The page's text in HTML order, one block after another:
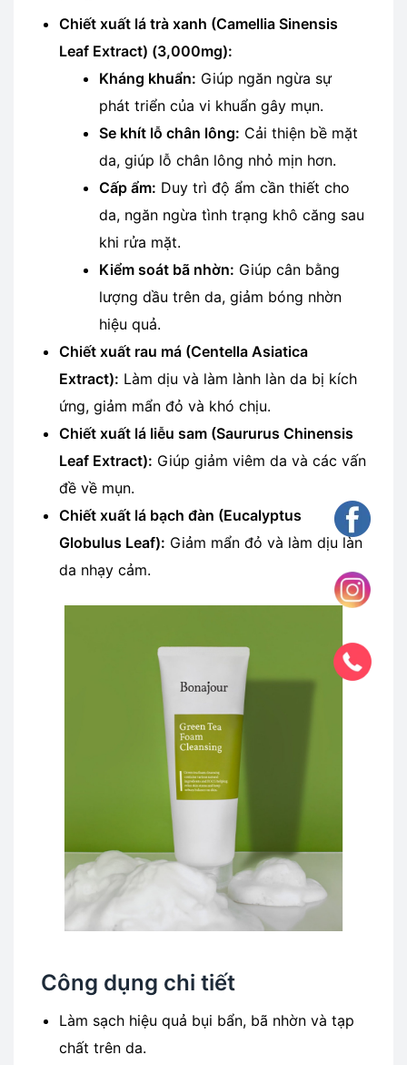
Chiết xuất lá trà xanh (Camellia Sinensis
Leaf Extract) (3,000mg):
Kháng khuẩn: Giúp ngăn ngừa sự
phát triển của vi khuẩn gây mụn.
Se khít lỗ chân lông: Cải thiện bề mặt
da, giúp lỗ chân lông nhỏ mịn hơn.
Cấp ẩm: Duy trì độ ẩm cần thiết cho
da, ngăn ngừa tình trạng khô căng sau
khi rửa mặt.
Kiểm soát bã nhờn: Giúp cân bằng
lượng dầu trên da, giảm bóng nhờn
hiệu quả.
Chiết xuất rau má (Centella Asiatica
Extract): Làm dịu và làm lành làn da bị kích
ứng, giảm mẩn đỏ và khó chịu.
Chiết xuất lá liễu sam (Saururus Chinensis
Leaf Extract): Giúp giảm viêm da và các vấn
đề về mụn.
Chiết xuất lá bạch đàn (Eucalyptus
Globulus Leaf): Giảm mẩn đỏ và làm dịu làn
da nhạy cảm.
Công dụng chi tiết
Làm sạch hiệu quả bụi bẩn, bã nhờn và tạp
chất trên da.